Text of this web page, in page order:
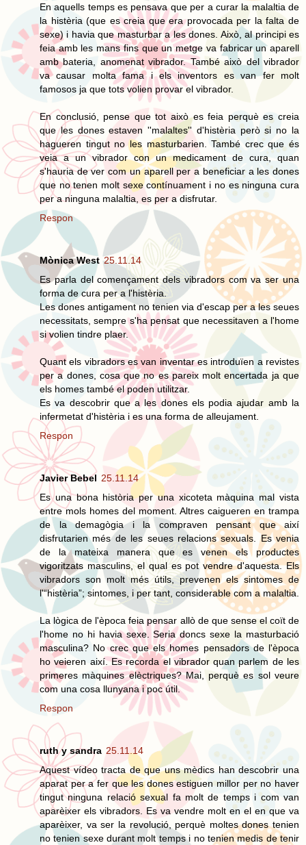
En aquells temps es pensava que per a curar la malaltia de
la histèria (que es creia que era provocada per la falta de
sexe) i havia que masturbar a les dones. Això, al principi es
feia amb les mans fins que un metge va fabricar un aparell
amb bateria, anomenat vibrador. També això del vibrador
va causar molta fama i els inventors es van fer molt
famosos ja que tots volien provar el vibrador.
En conclusió, pense que tot això es feia perquè es creia
que les dones estaven ''malaltes'' d'histèria però si no la
hagueren tingut no les masturbarien. També crec que és
veia a un vibrador con un medicament de cura, quan
s'hauria de ver com un aparell per a beneficiar a les dones
que no tenen molt sexe contínuament i no es ninguna cura
per a ninguna malaltia, es per a disfrutar.
Respon
Mònica West 25.11.14
Es parla del començament dels vibradors com va ser una
forma de cura per a l'histèria.
Les dones antigament no tenien via d'escap per a les seues
necessitats, sempre s'ha pensat que necessitaven a l'home
si volien tindre plaer.
Quant els vibradors es van inventar es introduïen a revistes
per a dones, cosa que no es pareix molt encertada ja que
els homes també el poden utilitzar.
Es va descobrir que a les dones els podia ajudar amb la
infermetat d'histèria i es una forma de alleujament.
Respon
Javier Bebel 25.11.14
Es una bona història per una xicoteta màquina mal vista
entre mols homes del moment. Altres caigueren en trampa
de la demagògia i la compraven pensant que així
disfrutarien més de les seues relacions sexuals. Es venia
de la mateixa manera que es venen els productes
vigoritzats masculins, el qual es pot vendre d'aquesta. Els
vibradors son molt més útils, prevenen els sintomes de
l'“histèria”; sintomes, i per tant, considerable com a malaltia.
La lògica de l'època feia pensar allò de que sense el coït de
l'home no hi havia sexe. Seria doncs sexe la masturbació
masculina? No crec que els homes pensadors de l'època
ho veieren així. Es recorda el vibrador quan parlem de les
primeres màquines elèctriques? Mai, perquè es sol veure
com una cosa llunyana i poc útil.
Respon
ruth y sandra 25.11.14
Aquest vídeo tracta de que uns mèdics han descobrir una
aparat per a fer que les dones estiguen millor per no haver
tingut ninguna relació sexual fa molt de temps i com van
aparèixer els vibradors. Es va vendre molt en el en que va
aparèixer, va ser la revolució, perquè moltes dones tenien
no tenien sexe durant molt temps i no tenien medis de tenir